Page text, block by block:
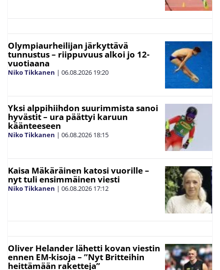
Olympiaurheilijan järkyttävä
tunnustus – riippuvuus alkoi jo 12-
vuotiaana
Niko Tikkanen | 06.08.2026 19:20
Yksi alppihiihdon suurimmista sanoi
hyvästit – ura päättyi karuun
käänteeseen
Niko Tikkanen | 06.08.2026 18:15
Kaisa Mäkäräinen katosi vuorille –
nyt tuli ensimmäinen viesti
Niko Tikkanen | 06.08.2026 17:12
Oliver Helander lähetti kovan viestin
ennen EM-kisoja – ”Nyt Britteihin
heittämään raketteja”